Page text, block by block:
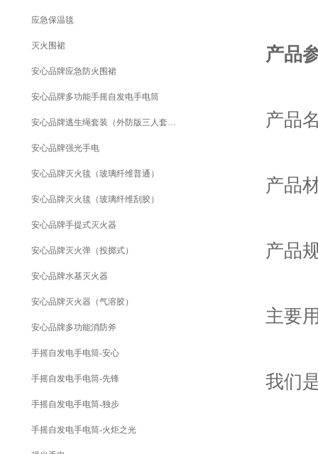
应急保温毯
灭火围裙
安心品牌应急防火围裙
安心品牌多功能手摇自发电手电筒
安心品牌逃生绳套装（外防版三人套装）
安心品牌强光手电
安心品牌灭火毯（玻璃纤维普通）
安心品牌灭火毯（玻璃纤维刮胶）
安心品牌手提式灭火器
安心品牌灭火弹（投掷式）
安心品牌水基灭火器
安心品牌灭火器（气溶胶）
安心品牌多功能消防斧
手摇自发电手电筒-安心
手摇自发电手电筒-先锋
手摇自发电手电筒-独步
手摇自发电手电筒-火炬之光
产品
产品名
产品材
产品规
主要用
我们是